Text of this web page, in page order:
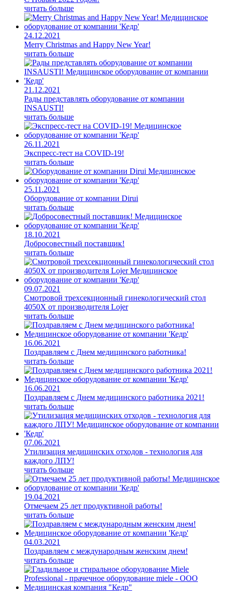
читать больше
24.12.2021
Merry Christmas and Happy New Year!
читать больше
21.12.2021
Рады представлять оборудование от компании
INSAUSTI!
читать больше
26.11.2021
Экспресс-тест на COVID-19!
читать больше
25.11.2021
Оборудование от компании Dirui
читать больше
18.10.2021
Добросовестный поставщик!
читать больше
09.07.2021
Смотровой трехсекционный гинекологический стол
4050X от производителя Lojer
читать больше
16.06.2021
Поздравляем с Днем медицинского работника!
читать больше
16.06.2021
Поздравляем с Днем медицинского работника 2021!
читать больше
07.06.2021
Утилизация медицинских отходов - технология для
каждого ЛПУ!
читать больше
19.04.2021
Отмечаем 25 лет продуктивной работы!
читать больше
04.03.2021
Поздравляем с международным женским днем!
читать больше